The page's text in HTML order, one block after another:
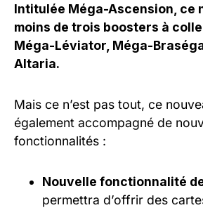
Intitulée Méga-Ascension, ce
moins de trois boosters à
Méga-Léviator, Méga-
Altaria.
Mais ce n’est pas tout, ce
également accompagné de
fonctionnalités :
Nouvelle fonctionnalité
permettra d’offrir des